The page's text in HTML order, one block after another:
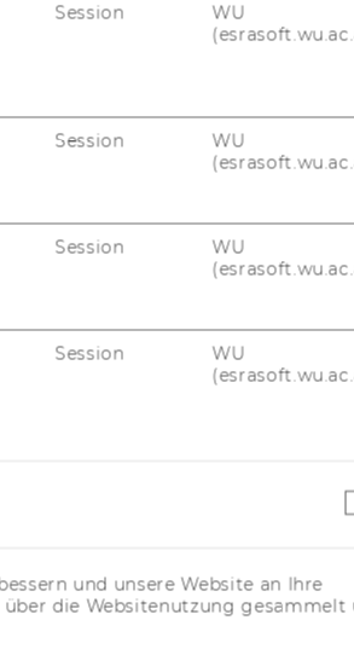
EQUIS AACSB AMBA
Session
WU
Session
WU
Session
WU
Session
WU
und unsere Website an Ihre
die Websitenutzung gesammelt